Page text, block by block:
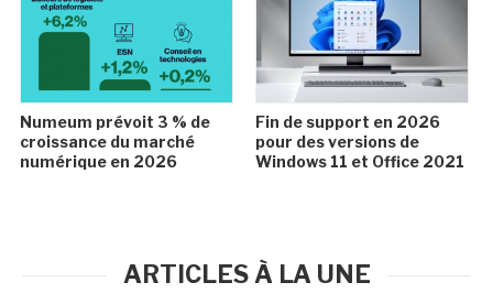
Numeum prévoit 3 % de
croissance du marché
numérique en 2026
Fin de support en 2026
pour des versions de
Windows 11 et Office 2021
ARTICLES À LA UNE